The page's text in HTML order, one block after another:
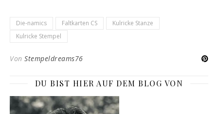
Die-namics Faltkarten CS
Kulricke Stanze
Kulricke Stempel
Von Stempeldreams76
DU BIST HIER AUF DEM BLOG VON